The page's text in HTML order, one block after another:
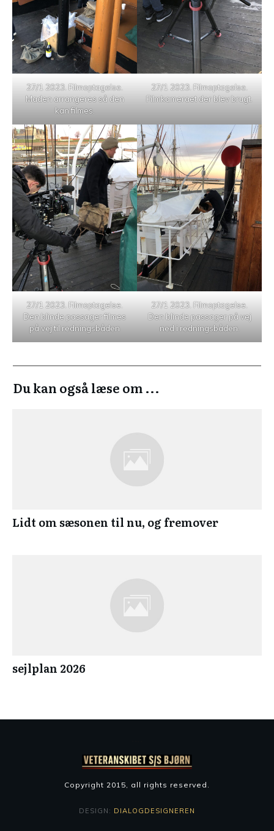
27/1 2023. Filmoptagelse.
Maden arrangeres så den
kan filmes.
27/1 2023. Filmoptagelse.
Filmkameraet der blev brugt.
27/1 2023. Filmoptagelse.
Den blinde passager filmes
på vej til redningsbåden
27/1 2023. Filmoptagelse.
Den blinde passager på vej
ned i redningsbåden.
Du kan også læse om ...
Lidt om sæsonen til nu, og fremover
sejlplan 2026
Copyright 2015, all rights reserved.
DESIGN: DIALOGDESIGNEREN